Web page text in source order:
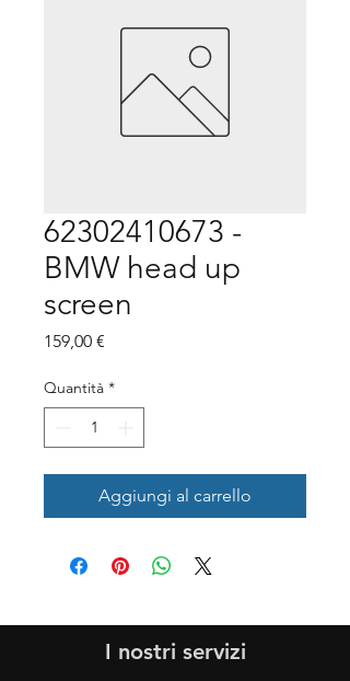
62302410673 -
BMW head up
screen
159,00 €
Quantità *
Aggiungi al carrello
I nostri servizi